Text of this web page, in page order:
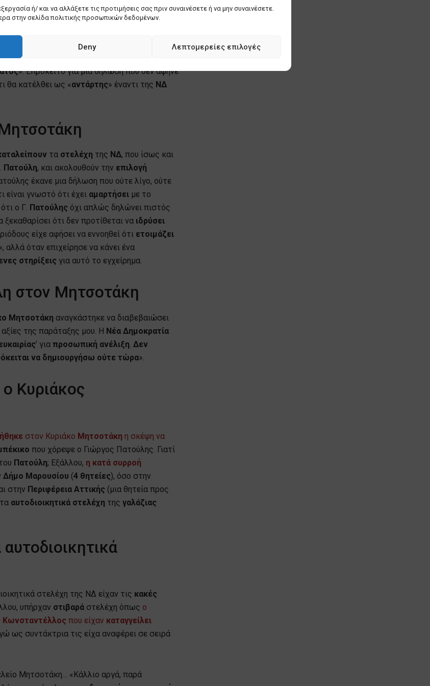
ή/ και να αλλάξετε τις προτιμήσεις σας πριν συναινέσετε ή να μην συναινέσετε.
στην σελίδα πολιτικής προσωπικών δεδομένων.
Deny Λεπτομερείες επιλογές
ο κυβερνητικός
«
». Επρόκειτο για μια δήλωση που δεν άφηνε
θα κατέλθει ως «αντάρτης» έναντι της ΝΔ
τα στελέχη της ΝΔ, που ίσως και
Πατούλη, και ακολουθούν την επιλογή
έκανε μια δήλωση που ούτε λίγο, ούτε
γνωστό ότι έχει αμαρτήσει με το
ο Γ. Πατούλης όχι απλώς δηλώνει πιστός
ξεκαθαρίσει ότι δεν προτίθεται να ιδρύσει
είχε αφήσει να εννοηθεί ότι ετοιμάζει
αλλά όταν επιχείρησε να κάνει ένα
στηρίξεις για αυτό το εγχείρημα.
στον Μητσοτάκη
Μητσοτάκη αναγκάστηκε να διαβεβαιώσει
αξίες της παράταξης μου. Η Νέα Δημοκρατία
’ για προσωπική ανέλιξη. Δεν
να δημιουργήσω ούτε τώρα».
Κυριάκος
στον Κυριάκο Μητσοτάκη η σκέψη να
που χόρεψε ο Γιώργος Πατούλης. Γιατί
Πατούλη; Εξάλλου, η κατά συρροή
Δήμο Μαρουσίου (4 θητείες), όσο στην
στην Περιφέρεια Αττικής (μια θητεία προς
αυτοδιοικητικά στελέχη της γαλάζιας
στελέχη της ΝΔ είχαν τις κακές
υπήρχαν στιβαρά στελέχη όπως ο
Κωνσταντέλλος που είχαν καταγγείλει
ως συντάκτρια τις είχα αναφέρει σε σειρά
Μητσοτάκη… «Κάλλιο αργά, παρά